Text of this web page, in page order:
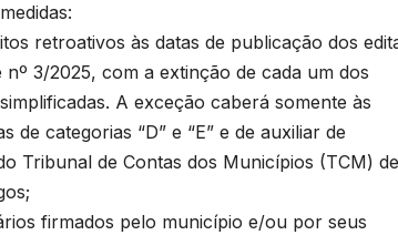
retroativos às datas de publicação dos
3/2025, com a extinção de cada um dos
A exceção caberá somente às
categorias “D” e “E” e de auxiliar de
Tribunal de Contas dos Municípios (TCM) de
firmados pelo município e/ou por seus